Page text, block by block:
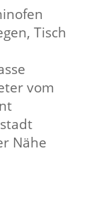
Tisch
vom
Nähe